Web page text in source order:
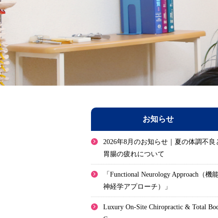
お知らせ
2026年8月のお知らせ｜夏の体調不良
胃腸の疲れについて
「Functional Neurology Approach（機
神経学アプローチ）」
Luxury On-Site Chiropractic & Total